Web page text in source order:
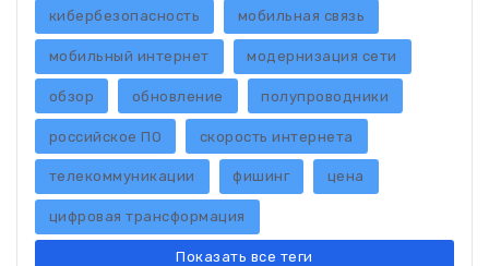
кибербезопасность мобильная связь
мобильный интернет модернизация сети
обзор обновление полупроводники
российское ПО скорость интернета
телекоммуникации фишинг цена
цифровая трансформация
Показать все теги